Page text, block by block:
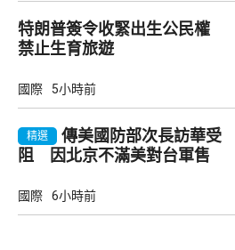
特朗普簽令收緊出生公民權
禁止生育旅遊
國際 5小時前
精選
傳美國防部次長訪華受
阻 因北京不滿美對台軍售
國際 6小時前